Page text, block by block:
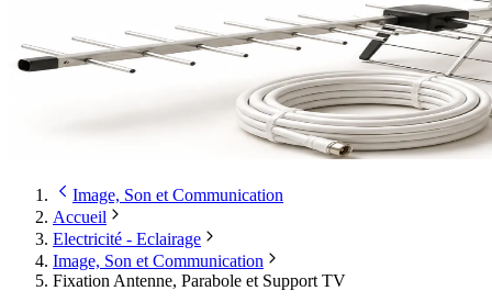
Image, Son et Communication
Accueil
Electricité - Eclairage
Image, Son et Communication
Fixation Antenne, Parabole et Support TV